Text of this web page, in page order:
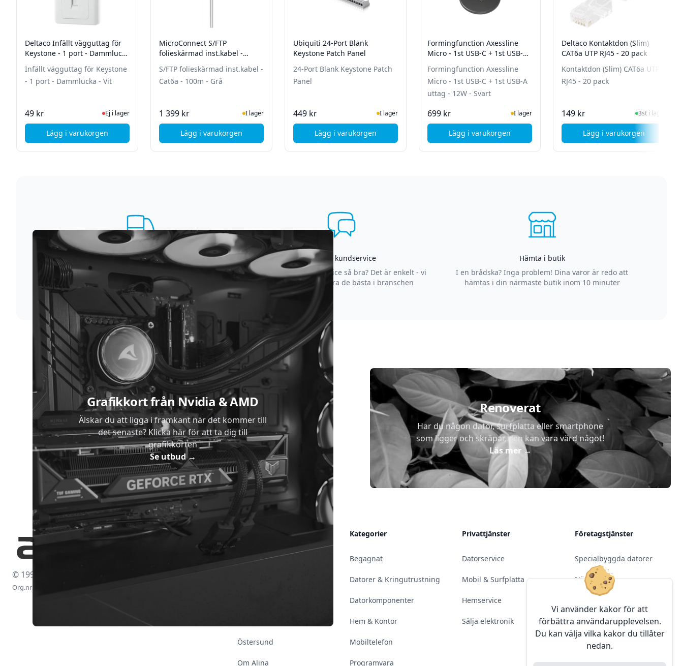
Deltaco Infällt vägguttag för
Keystone - 1 port - Dammlucka
Infällt vägguttag för Keystone
- 1 port - Dammlucka - Vit
49 kr Ej i lager, besök produktsidan för senaste status
Ej i lager
Lägg i varukorgen, Deltaco Infällt vägguttag för Keystone - 1 port - Dammlucka - Vit
MicroConnect S/FTP
folieskärmad inst.kabel -
S/FTP folieskärmad inst.kabel -
Cat6a - 100m - Grå
1 399 kr I lager
Lägg i varukorgen, MicroConnect S/FTP folieskärmad inst.kabel - Cat6a - 100m - Grå
Ubiquiti 24-Port Blank
Keystone Patch Panel
24-Port Blank Keystone Patch
Panel
449 kr I lager
Lägg i varukorgen, Ubiquiti 24-Port Blank Keystone Patch Panel
Formingfunction Axessline
Micro - 1st USB-C + 1st USB-A
Formingfunction Axessline
Micro - 1st USB-C + 1st USB-A
uttag - 12W - Svart
699 kr I lager
Lägg i varukorgen, Formingfunction Axessline Micro - 1st USB-C + 1st USB-A
Deltaco Kontaktdon (Slim)
CAT6a UTP RJ45 - 20 pack
Kontaktdon (Slim) CAT6a UTP
RJ45 - 20 pack
149 kr I Lager3st i lager
Lägg i varukorgen
, Deltaco
Supersnabb leverans
Vi förstår att du inte vill vänta. Därför packar och
skickar vi dina varor med blixtens hastighet
Asgrym kundservice
Varför är vår kundservice så bra? Det är enkelt - vi
strävar efter att vara de bästa i branschen
Hämta i butik
I en brådska? Inga problem! Dina varor är redo att
hämtas i din närmaste butik inom 10 minuter
Vi använder kakor för att
förbättra användarupplevelsen.
Du kan välja vilka kakor du tillåter
nedan.
Grafikkort från Nvidia & AMD
Älskar du att ligga i framkant när det kommer till
det senaste? Klicka här för att ta dig till
grafikkorten
Se utbud→
Renoverat
Har du någon dator, surfplatta eller smartphone
som ligger och skräpar, den kan vara värd något!
Läs mer→
© 1997-2026
Org.nr: 556438-4260
Kontakt & Öppettider
Östersund
Om Alina
Kategorier
Begagnat
Datorer & Kringutrustning
Datorkomponenter
Hem & Kontor
Mobiltelefon
Programvara
Privattjänster
Datorservice
Mobil & Surfplatta
Hemservice
Sälja elektronik
Företagstjänster
Specialbyggda datorer
Nätverk
Programvara
Server & Backup